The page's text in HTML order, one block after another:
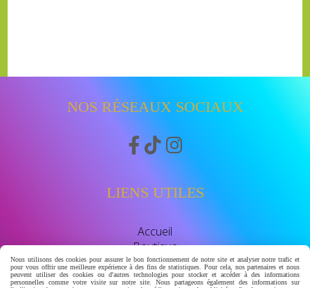
NOS RÉSEAUX SOCIAUX
  
LIENS UTILES
Accueil
Boutique
Avis clients
watssap 06.63.86.83.30
Nous utilisons des cookies pour assurer le bon fonctionnement de notre site et analyser notre trafic et
pour vous offrir une meilleure expérience à des fins de statistiques. Pour cela, nos partenaires et nous
peuvent utiliser des cookies ou d'autres technologies pour stocker et accéder à des informations
personnelles comme votre visite sur notre site. Nous partageons également des informations sur